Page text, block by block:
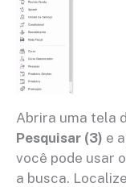
Abrira uma tela
Pesquisar (3) e
você pode usar
a busca.